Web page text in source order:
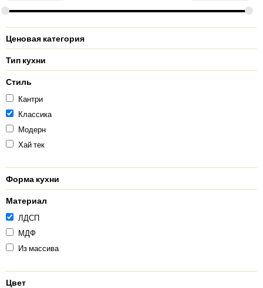
Ценовая категория
Тип кухни
Стиль
Кантри
Классика
Модерн
Хай тек
Форма кухни
Материал
ЛДСП
МДФ
Из массива
Цвет